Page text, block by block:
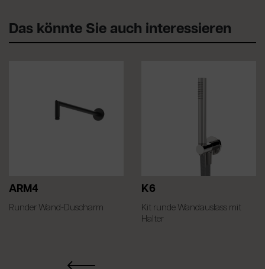
Das könnte Sie auch interessieren
ARM4
Runder Wand-Duscharm
K6
Kit runde Wandauslass mit
Halter